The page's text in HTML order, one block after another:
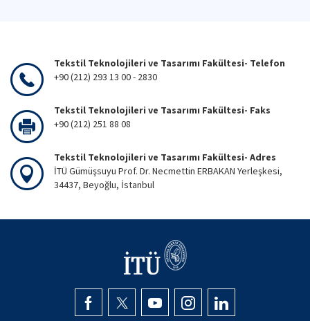
Tekstil Teknolojileri ve Tasarımı Fakültesi- Telefon
+90 (212) 293 13 00 - 2830
Tekstil Teknolojileri ve Tasarımı Fakültesi- Faks
+90 (212) 251 88 08
Tekstil Teknolojileri ve Tasarımı Fakültesi- Adres
İTÜ Gümüşsuyu Prof. Dr. Necmettin ERBAKAN Yerleşkesi,
34437, Beyoğlu, İstanbul